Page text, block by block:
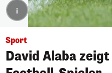
i
Sport
David Alaba